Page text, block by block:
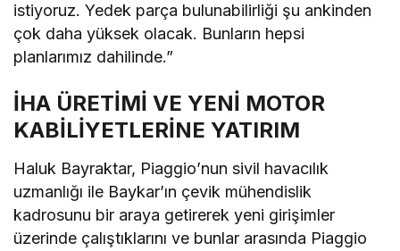
istiyoruz. Yedek parça bulunabilirliği şu ankinden
çok daha yüksek olacak. Bunların hepsi
planlarımız dahilinde.”
İHA ÜRETİMİ VE YENİ MOTOR
KABİLİYETLERİNE YATIRIM
Haluk Bayraktar, Piaggio’nun sivil havacılık
uzmanlığı ile Baykar’ın çevik mühendislik
kadrosunu bir araya getirerek yeni girişimler
üzerinde çalıştıklarını ve bunlar arasında Piaggio